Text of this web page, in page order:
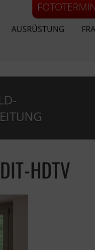
AUSRÜSTUNG
HDTV